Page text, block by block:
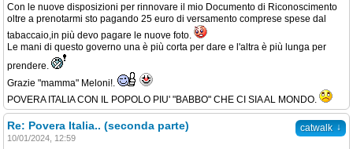
Con le nuove disposizioni per rinnovare il mio Documento di Riconoscimento
oltre a prenotarmi sto pagando 25 euro di versamento comprese spese dal
tabaccaio,in più devo pagare le nuove foto.
Le mani di questo governo una è più corta per dare e l'altra è più lunga per
prendere.
Grazie "mamma" Meloni!.
POVERA ITALIA CON IL POPOLO PIU' "BABBO" CHE CI SIA AL MONDO.
catwalk ↓
Re: Povera Italia.. (seconda parte)
10/01/2024, 12:59